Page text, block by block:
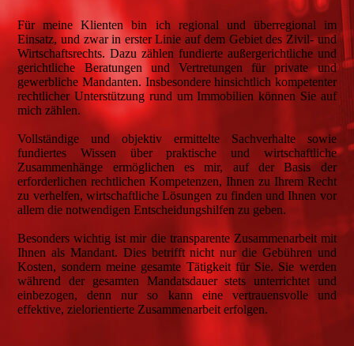
Für meine Klienten bin ich regional und überregional im
Einsatz, und zwar in erster Linie auf dem Gebiet des Zivil- und
Wirtschaftsrechts. Dazu zählen fundierte außergerichtliche und
gerichtliche Beratungen und Vertretungen für private und
gewerbliche Mandanten. Insbesondere hinsichtlich kompetenter
rechtlicher Unterstützung rund um Immobilien können Sie auf
mich zählen.
Vollständige und objektiv ermittelte Sachverhalte sowie
fundiertes Wissen über praktische und wirtschaftliche
Zusammenhänge ermöglichen es mir, auf der Basis der
erforderlichen rechtlichen Kompetenzen, Ihnen zu Ihrem Recht
zu verhelfen, wirtschaftliche Lösungen zu finden und Ihnen vor
allem die notwendigen Entscheidungshilfen zu geben.
Besonders wichtig ist mir die transparente Zusammenarbeit mit
Ihnen als Mandant. Dies betrifft nicht nur die Gebühren und
Kosten, sondern meine gesamte Tätigkeit für Sie. Sie werden
während der gesamten Mandatsdauer stets unterrichtet und
einbezogen, denn nur so kann eine vertrauensvolle und
effektive, zielorientierte Zusammenarbeit erfolgen.